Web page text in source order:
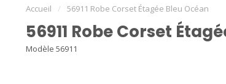
Accueil / 56911 Robe Corset Étagée Bleu Océan
56911 Robe Corset
Modèle 56911